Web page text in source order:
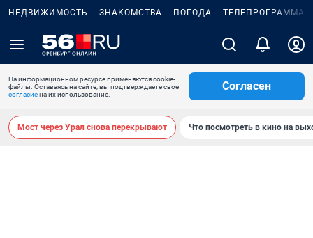
НЕДВИЖИМОСТЬ ЗНАКОМСТВА ПОГОДА ТЕЛЕПРОГРАММА
На информационном ресурсе применяются cookie-
файлы. Оставаясь на сайте, вы подтверждаете свое
согласиена их использование.
Согласен
Мост через Урал снова перекрывают Что посмотреть в кино на